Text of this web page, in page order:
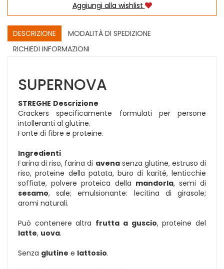
Aggiungi alla wishlist
DESCRIZIONE
MODALITÀ DI SPEDIZIONE
RICHIEDI INFORMAZIONI
SUPERNOVA
STREGHE Descrizione
Crackers specificamente formulati per persone
intolleranti al glutine.
Fonte di fibre e proteine.
Ingredienti
Farina di riso, farina di avenasenza glutine, estruso di
riso, proteine della patata, buro di karité, lenticchie
soffiate, polvere proteica della mandorla, semi di
sesamo, sale; emulsionante: lecitina di girasole;
aromi naturali.
Può contenere altra frutta a guscio, proteine del
latte, uova.
Senza glutine e lattosio.